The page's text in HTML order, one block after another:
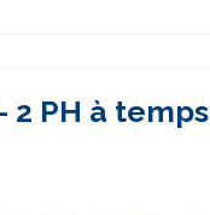
2 PH à temps